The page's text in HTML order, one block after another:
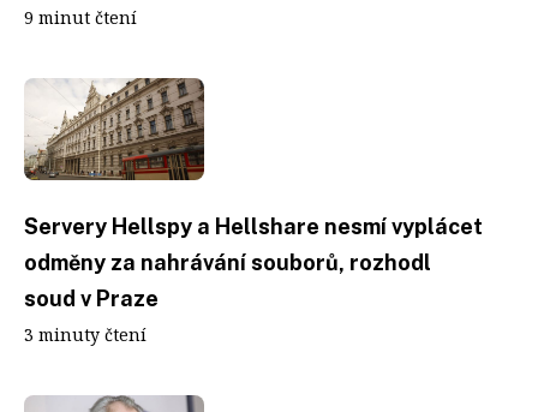
9 minut čtení
Servery Hellspy a Hellshare nesmí vyplácet
odměny za nahrávání souborů, rozhodl
soud v Praze
3 minuty čtení